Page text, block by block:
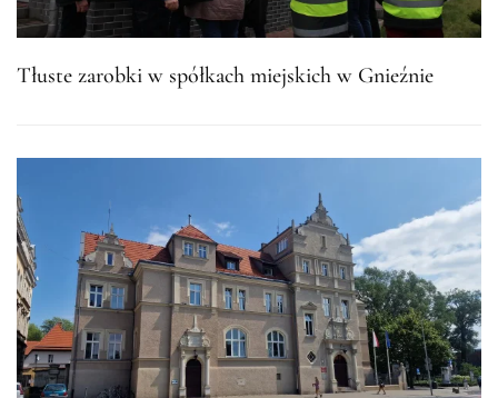
Tłuste zarobki w spółkach miejskich w Gnieźnie